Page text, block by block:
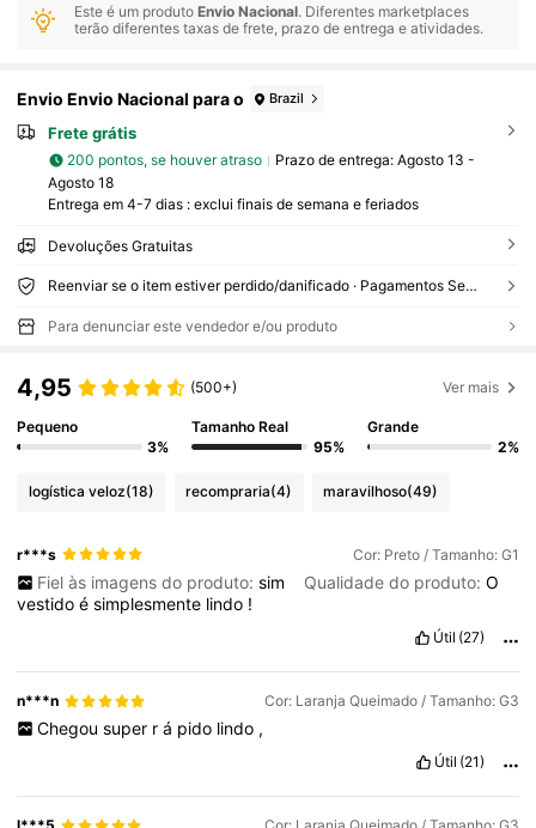
Este é um produtoEnvio Nacional. Diferentes marketplaces
terão diferentes taxas de frete, prazo de entrega e atividades.
Envio Envio Nacional para o Brazil
Frete grátis
200 pontos, se houver atraso Prazo de entrega: Agosto 13 -
Agosto 18
Entrega em 4-7 dias : exclui finais de semana e feriados
Devoluções Gratuitas
Reenviar se o item estiver perdido/danificado · Pagamentos Seguros · Proteção de privacidade
Para denunciar este vendedor e/ou produto
4,95 (500+) Ver mais
Pequeno
3%
Tamanho Real
95%
Grande
2%
logística veloz(18) recompraria(4) maravilhoso(49)
r***s Cor: Preto / Tamanho: G1
Fiel às imagens do produto: sim Qualidade do produto: O
vestidoésimplesmente lindo !
Útil (27)
n***n Cor: Laranja Queimado / Tamanho: G3
Chegou super r á pido lindo ,
Útil (21)